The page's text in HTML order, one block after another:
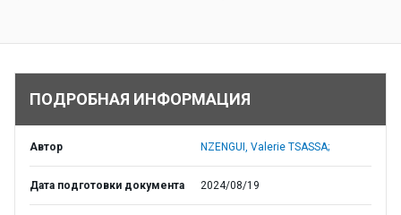
ПОДРОБНАЯ ИНФОРМАЦИЯ
Автор NZENGUI, Valerie TSASSA;
Дата подготовки документа 2024/08/19